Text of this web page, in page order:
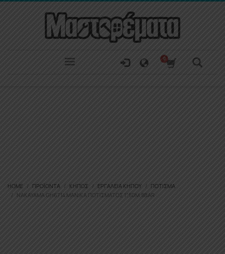
HOME ΠΡΟΪΌΝΤΑ ΚΉΠΟΣ ΕΡΓΑΛΕΊΑ ΚΉΠΟΥ
ΠΌΤΙΣΜΑ
NAKAYAMA GH6714 ΜΆΝΙΚΑ ΠΟΤΊΣΜΑΤΟΣ 1”,50M,8BAR